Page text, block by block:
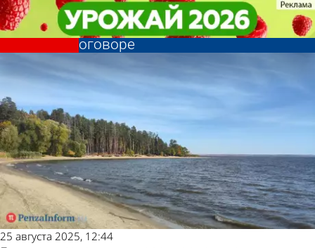
Уличенный во взятках инспектор
Росрыболовства заявил об
оговоре
Криминал
25 августа 2025, 12:44
Уличенный во взятках инспектор
Росрыболовства заявил об
оговоре
Криминал
Другие новости
по теме
Погода и курсы
валют в Пензе